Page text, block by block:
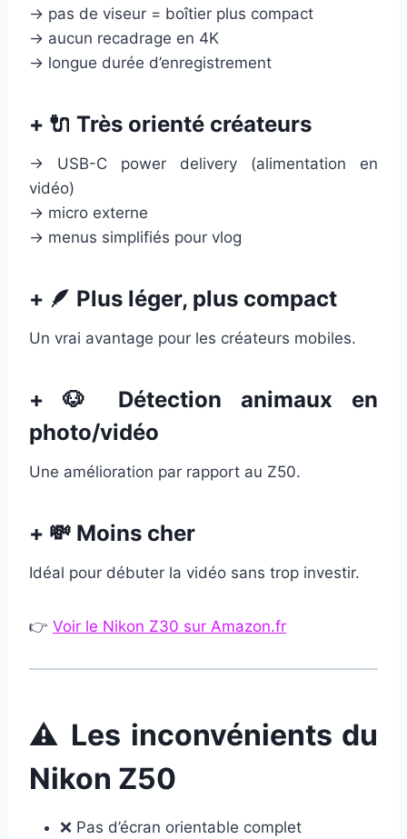
→ pas de viseur = boîtier plus compact
→ aucun recadrage en 4K
→ longue durée d’enregistrement
+ 🔌 Très orienté créateurs
→ USB-C power delivery (alimentation en
vidéo)
→ micro externe
→ menus simplifiés pour vlog
+ 🪶 Plus léger, plus compact
Un vrai avantage pour les créateurs mobiles.
+ 🐶 Détection animaux en
photo/vidéo
Une amélioration par rapport au Z50.
+ 💸 Moins cher
Idéal pour débuter la vidéo sans trop investir.
👉 Voir le Nikon Z30 sur Amazon.fr
⚠️ Les inconvénients du
Nikon Z50
❌ Pas d’écran orientable complet